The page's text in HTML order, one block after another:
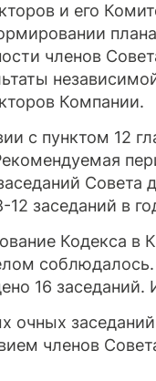
и его
плана
членов
Компании.
с пунктом 12
Совета
12 заседаний в
Кодекса в
16 заседаний.
очных
членов